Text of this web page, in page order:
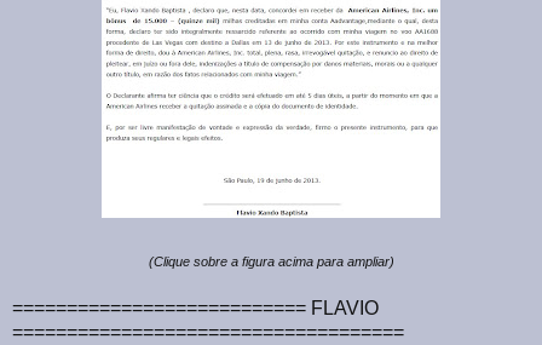
(Clique sobre a figura acima para ampliar)
=========================== FLAVIO
====================================